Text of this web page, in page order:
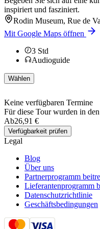
inspiriert und fasziniert.
Rodin Museum, Rue de
Mit Google Maps öffnen
3 Std
Audioguide
Wählen
Keine verfügbaren Termine
Für diese Tour wurden in
Ab26,91 €
Verfügbarkeit prüfen
Legal
Blog
Über uns
Partnerprogramm
Lieferantenprogramm
Datenschutzrichtlinie
Geschäftsbedingungen